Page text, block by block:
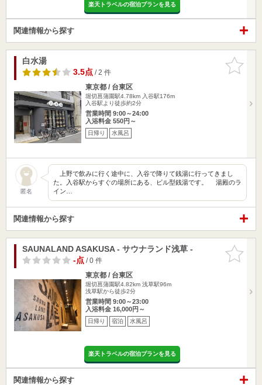
楽天トラベルの宿泊プランを見る
関連情報から探す
お気に入
りに追加
白水湯
3.5点/ 2 件
東京都 / 台東区
堀切菖蒲園駅4.78km 入谷駅176m
入谷駅より徒歩約2分
営業時間 9:00～24:00
入浴料金 550円～
日帰り 水風呂
匿名
上野で飲みに行く途中に、入谷で降りて銭湯に行ってきまし
た。入谷駅からすぐの場所にある、ビル型銭湯です。 湯殿のラ
イン…
関連情報から探す
お気に入
りに追加
SAUNALAND ASAKUSA - サウナランド浅草 -
-点/ 0 件
東京都 / 台東区
堀切菖蒲園駅4.82km 浅草駅96m
浅草駅から徒歩2分
営業時間 9:00～23:00
入浴料金 16,000円～
日帰り 宿泊 水風呂
楽天トラベルの宿泊プランを見る
関連情報から探す